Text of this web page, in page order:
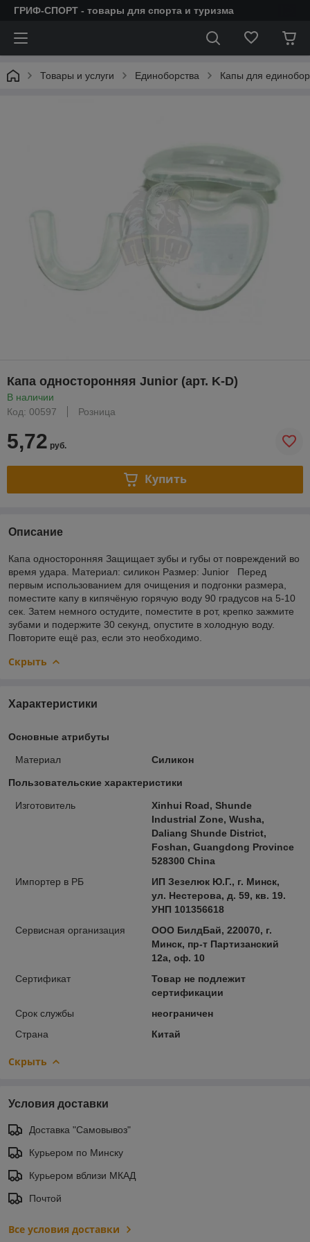
ГРИФ-СПОРТ - товары для спорта и туризма
Товары и услуги Единоборства Капы для
Капа односторонняя Junior (арт. K-D)
В наличии
Код: 00597
Розница
5,72 руб.
Купить
Описание
Капа односторонняя Защищает зубы и губы от повреждений во
время удара. Материал: силикон Размер: Junior Перед
первым использованием для очищения и подгонки размера,
поместите капу в кипячёную горячую воду 90 градусов на 5-10
сек. Затем немного остудите, поместите в рот, крепко зажмите
зубами и подержите 30 секунд, опустите в холодную воду.
Повторите ещё раз, если это необходимо.
Скрыть
Характеристики
Основные атрибуты
Материал Силикон
Пользовательские характеристики
Изготовитель
Xinhui Road, Shunde
Industrial Zone, Wusha,
Daliang Shunde District,
Foshan, Guangdong Province
528300 China
Импортер в РБ
ИП Зезелюк Ю.Г., г. Минск,
ул. Нестерова, д. 59, кв. 19.
УНП 101356618
Сервисная организация
ООО БилдБай, 220070, г.
Минск, пр-т Партизанский
12а, оф. 10
Сертификат
Товар не подлежит
сертификации
Срок службы
неограничен
Страна
Китай
Скрыть
Условия доставки
Доставка "Самовывоз"
Курьером по Минску
Курьером вблизи МКАД
Почтой
Все условия доставки